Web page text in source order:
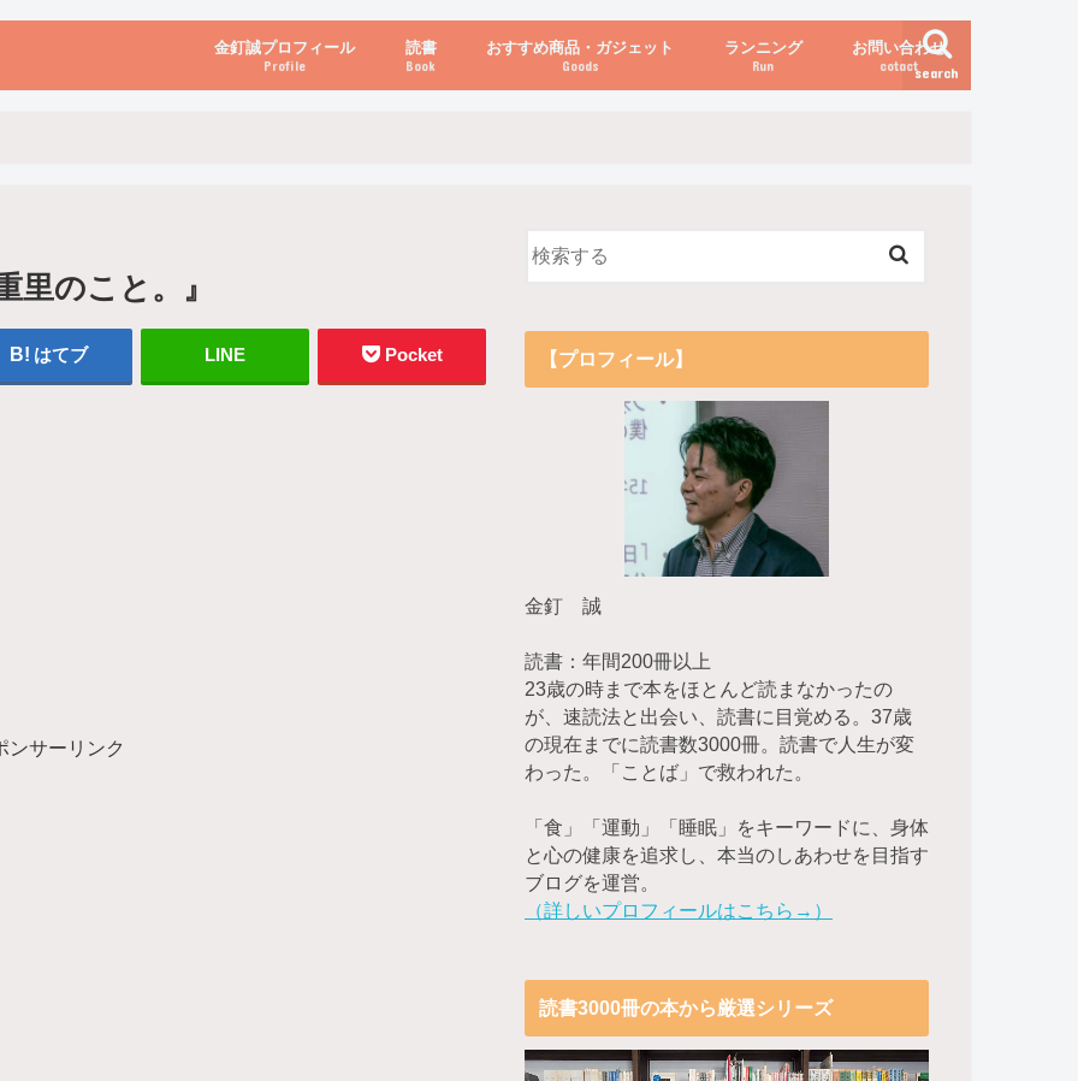
search
金釘誠プロフィール
Profile
読書
Book
おすすめ商品・ガジェット
Goods
ランニング
Run
お問い合わせ
cotact
里のこと。』
はてブ LINE Pocket
ンサーリンク
【プロフィール】
金釘 誠
読書：年間200冊以上
23歳の時まで本をほとんど読まなかったの
が、速読法と出会い、読書に目覚める。37歳
の現在までに読書数3000冊。読書で人生が変
わった。「ことば」で救われた。
「食」「運動」「睡眠」をキーワードに、身体
と心の健康を追求し、本当のしあわせを目指す
ブログを運営。
（詳しいプロフィールはこちら→）
読書3000冊の本から厳選シリーズ